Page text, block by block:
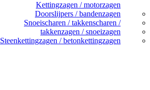
Kettingzagen / motorzagen
Doorslijpers / bandenzagen
Snoeischaren / takkenscharen /
takkenzagen / snoeizagen
Steenkettingzagen / betonkettingzagen